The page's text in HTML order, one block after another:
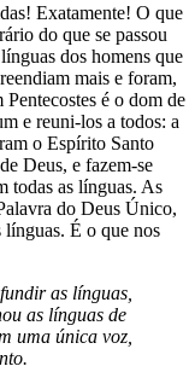
Exatamente! O que
do que se passou
dos homens que
mais e foram,
é o dom de
e reuni-los a todos: a
o Espírito Santo
Deus, e fazem-se
todas as línguas. As
do Deus Único,
línguas. É o que nos
as línguas,
as línguas de
uma única voz,